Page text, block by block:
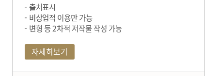
출처표시
비상업적 이용만 가능
변형 등 2차적 저작물 작성 가능
자세히보기